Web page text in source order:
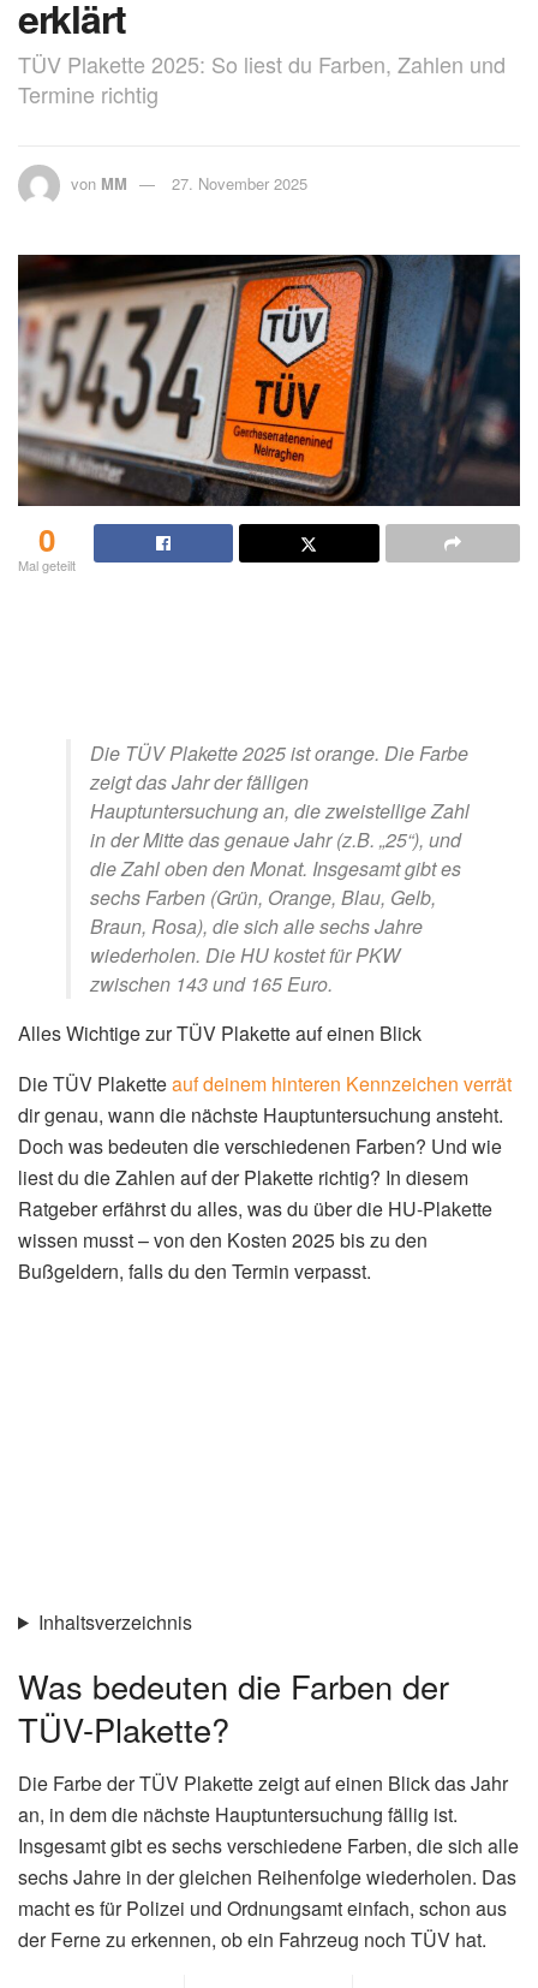
erklärt
TÜV Plakette 2025: So liest du Farben, Zahlen und
Termine richtig
von MM 27. November 2025
0
Mal geteilt
Die TÜV Plakette 2025 ist orange. Die Farbe
zeigt das Jahr der fälligen
Hauptuntersuchung an, die zweistellige Zahl
in der Mitte das genaue Jahr (z.B. „25“), und
die Zahl oben den Monat. Insgesamt gibt es
sechs Farben (Grün, Orange, Blau, Gelb,
Braun, Rosa), die sich alle sechs Jahre
wiederholen. Die HU kostet für PKW
zwischen 143 und 165 Euro.
Alles Wichtige zur TÜV Plakette auf einen Blick
Die TÜV Plaketteauf deinem hinteren Kennzeichen verrät
dir genau, wann die nächste Hauptuntersuchung ansteht.
Doch was bedeuten die verschiedenen Farben? Und wie
liest du die Zahlen auf der Plakette richtig? In diesem
Ratgeber erfährst du alles, was du über die HU-Plakette
wissen musst – von den Kosten 2025 bis zu den
Bußgeldern, falls du den Termin verpasst.
Inhaltsverzeichnis
Was bedeuten die Farben der
TÜV-Plakette?
Die Farbe der TÜV Plakette zeigt auf einen Blick das Jahr
an, in dem die nächste Hauptuntersuchung fällig ist.
Insgesamt gibt es sechs verschiedene Farben, die sich alle
sechs Jahre in der gleichen Reihenfolge wiederholen. Das
macht es für Polizei und Ordnungsamt einfach, schon aus
der Ferne zu erkennen, ob ein Fahrzeug noch TÜV hat.